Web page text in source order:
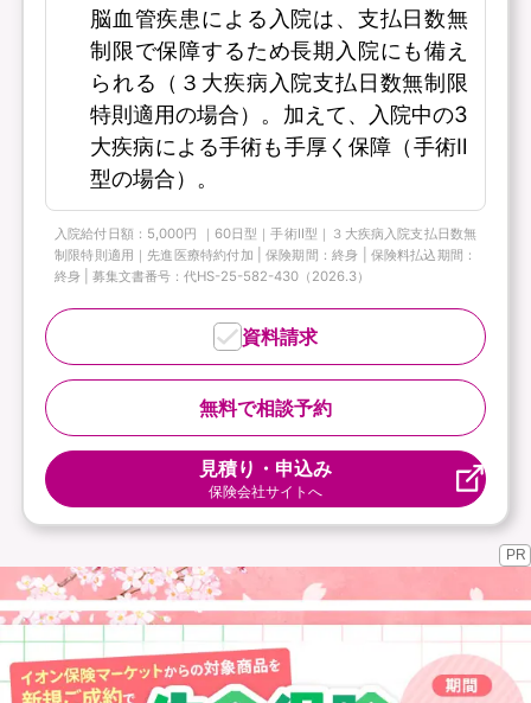
脳血管疾患による入院は、支払日数無
制限で保障するため長期入院にも備え
られる（３大疾病入院支払日数無制限
特則適用の場合）。加えて、入院中の3
大疾病による手術も手厚く保障（手術Ⅱ
型の場合）。
入院給付日額：5,000円 ｜60日型｜手術Ⅱ型｜３大疾病入院支払日数無
制限特則適用｜先進医療特約付加 | 保険期間：終身 | 保険料払込期間：
終身 | 募集文書番号：代HS-25-582-430（2026.3）
無料で相談予約
資料請求
見積り・申込み
保険会社サイトへ
PR